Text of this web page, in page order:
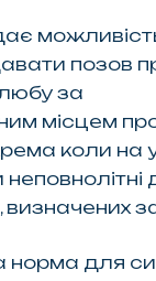
позов
за
місцем
коли на
неповнолітні
визначених
норма для